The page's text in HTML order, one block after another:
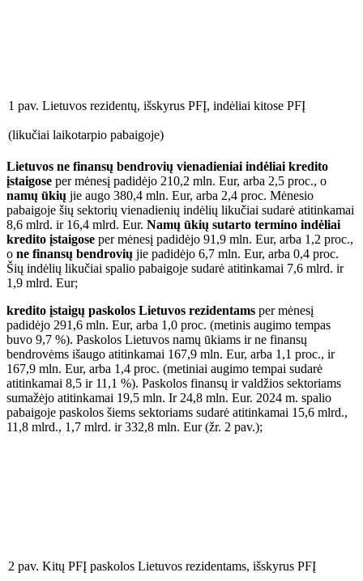
1 pav. Lietuvos rezidentų, išskyrus PFĮ, indėliai kitose PFĮ
(likučiai laikotarpio pabaigoje)
Lietuvos ne finansų bendrovių vienadieniai indėliai kredito
įstaigose per mėnesį padidėjo 210,2 mln. Eur, arba 2,5 proc., o
namų ūkių jie augo 380,4 mln. Eur, arba 2,4 proc. Mėnesio
pabaigoje šių sektorių vienadienių indėlių likučiai sudarė atitinkamai
8,6 mlrd. ir 16,4 mlrd. Eur. Namų ūkių sutarto termino indėliai
kredito įstaigose per mėnesį padidėjo 91,9 mln. Eur, arba 1,2 proc.,
o ne finansų bendrovių jie padidėjo 6,7 mln. Eur, arba 0,4 proc.
Šių indėlių likučiai spalio pabaigoje sudarė atitinkamai 7,6 mlrd. ir
1,9 mlrd. Eur;
kredito įstaigų paskolos Lietuvos rezidentams per mėnesį
padidėjo 291,6 mln. Eur, arba 1,0 proc. (metinis augimo tempas
buvo 9,7 %). Paskolos Lietuvos namų ūkiams ir ne finansų
bendrovėms išaugo atitinkamai 167,9 mln. Eur, arba 1,1 proc., ir
167,9 mln. Eur, arba 1,4 proc. (metiniai augimo tempai sudarė
atitinkamai 8,5 ir 11,1 %). Paskolos finansų ir valdžios sektoriams
sumažėjo atitinkamai 19,5 mln. Ir 24,8 mln. Eur. 2024 m. spalio
pabaigoje paskolos šiems sektoriams sudarė atitinkamai 15,6 mlrd.,
11,8 mlrd., 1,7 mlrd. ir 332,8 mln. Eur (žr. 2 pav.);
2 pav. Kitų PFĮ paskolos Lietuvos rezidentams, išskyrus PFĮ